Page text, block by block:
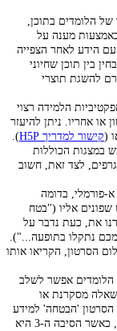
של הלומדים בתוכן,
באמצעות מענה על
עם הידע לאחר הצפייה
בין תוכן שחיוני
להשגת תוצרי
הלמידה רצוי
או אחריו. ניתן להיעזר
קישור למדריך H5P
).
במצגות הכוללות
לצד זאת, חשוב
א-פורמלי, בדומה
שפונים אליו ("בטח
את, כעת נדבר על
נתקלו בתופעה...").
הסרטון, הקריאו אותו
אפשר לשלב
שאלה מסקרנת או
הסרטון 'הבטחה' למידע
מעניין שיוצג בהמשך (אציג 3 סיבות ל..., כאשר הסיבה ה-3 היא